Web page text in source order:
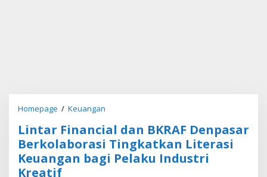
Homepage / Keuangan
n
a
r
Lintar Financial dan BKRAF Denpasar
Berkolaborasi Tingkatkan Literasi
Keuangan bagi Pelaku Industri
Kreatif